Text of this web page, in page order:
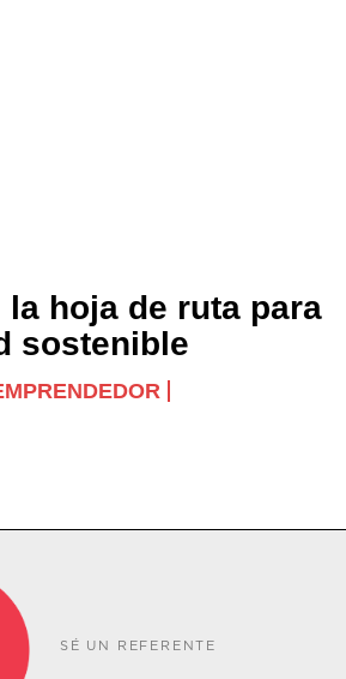
la hoja de ruta para
sostenible
SÉ UN REFERENTE